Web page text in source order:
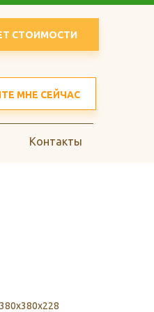
СТОИМОСТИ
МНЕ СЕЙЧАС
Контакты